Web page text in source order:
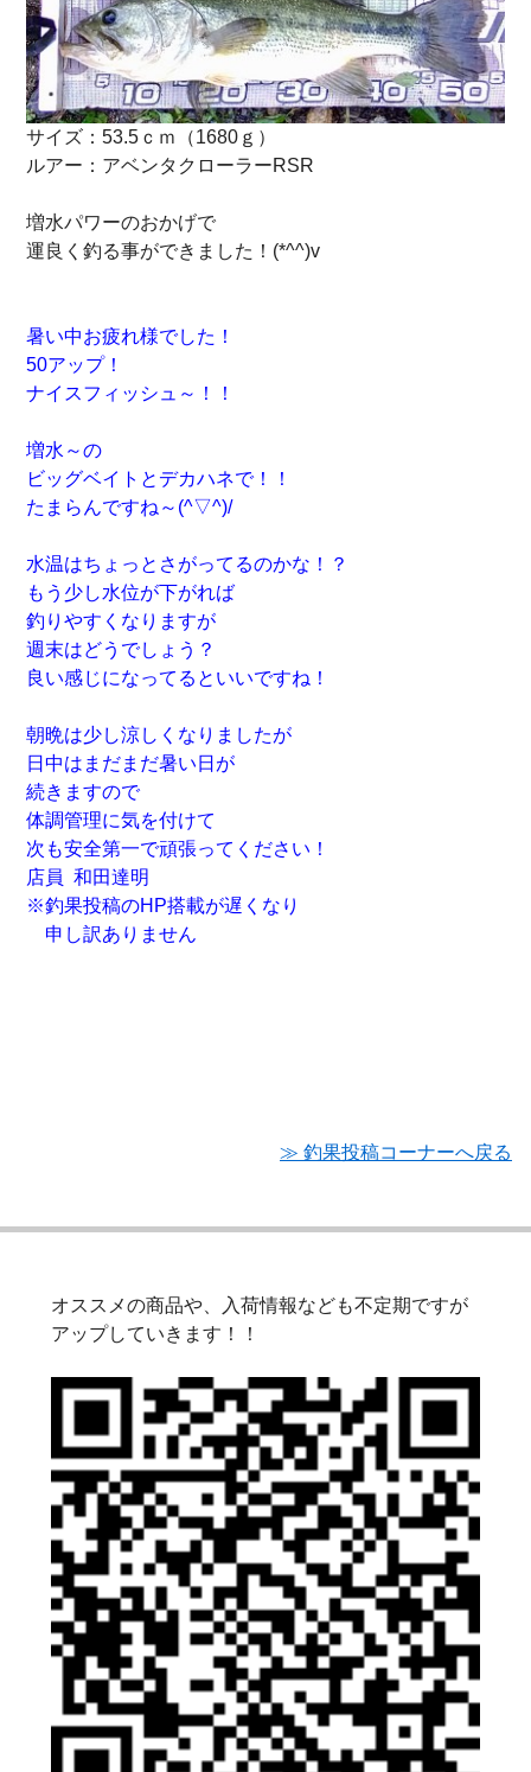
サイズ：53.5ｃｍ（1680ｇ）
ルアー：アベンタクローラーRSR
増水パワーのおかげで
運良く釣る事ができました！(*^^)v
暑い中お疲れ様でした！
50アップ！
ナイスフィッシュ～！！
増水～の
ビッグベイトとデカハネで！！
たまらんですね～(^▽^)/
水温はちょっとさがってるのかな！？
もう少し水位が下がれば
釣りやすくなりますが
週末はどうでしょう？
良い感じになってるといいですね！
朝晩は少し涼しくなりましたが
日中はまだまだ暑い日が
続きますので
体調管理に気を付けて
次も安全第一で頑張ってください！
店員 和田達明
※釣果投稿のHP搭載が遅くなり
申し訳ありません
≫ 釣果投稿コーナーへ戻る
オススメの商品や、入荷情報なども不定期ですが
アップしていきます！！